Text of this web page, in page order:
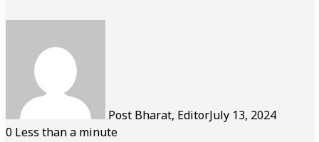
Post Bharat, EditorJuly 13, 2024
0 Less than a minute